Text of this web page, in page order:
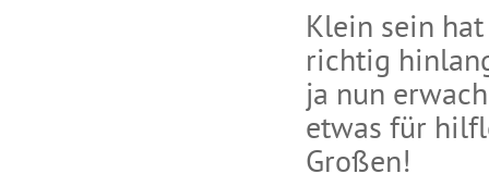
Klein sein
richtig
ja nun
etwas für
Großen!